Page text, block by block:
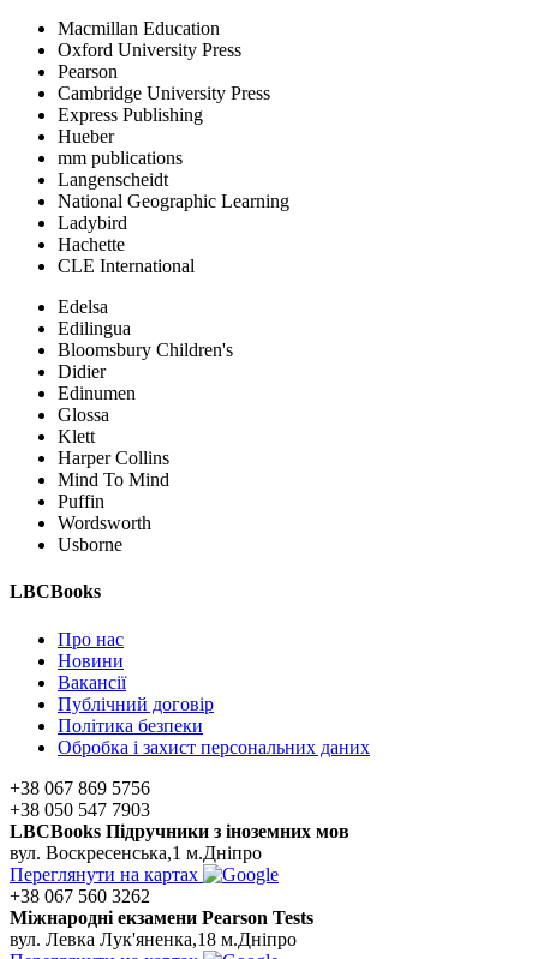
Macmillan Education
Oxford University Press
Pearson
Cambridge University Press
Express Publishing
Hueber
mm publications
Langenscheidt
National Geographic Learning
Ladybird
Hachette
CLE International
Edelsa
Edilingua
Bloomsbury Children's
Didier
Edinumen
Glossa
Klett
Harper Collins
Mind To Mind
Puffin
Wordsworth
Usborne
LBCBooks
Про нас
Новини
Вакансії
Публічний договір
Політика безпеки
Обробка і захист персональних даних
+38 067 869 5756
+38 050 547 7903
LBCBooks Підручники з іноземних мов
вул. Воскресенська,1 м.Дніпро
Переглянути на картах
+38 067 560 3262
Мiжнароднi екзамени Pearson Tests
вул. Левка Лук'яненка,18 м.Дніпро